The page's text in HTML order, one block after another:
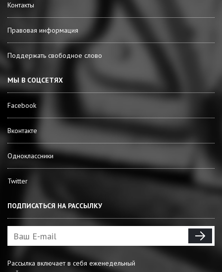
Контакты
Правовая информация
Поддержать свободное слово
МЫ В СОЦСЕТЯХ
Facebook
Вконтакте
Одноклассники
Twitter
ПОДПИСАТЬСЯ НА РАССЫЛКУ
Рассылка включает в себя еженедельный